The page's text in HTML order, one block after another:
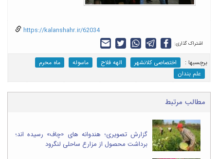
https://kalanshahr.ir/62034
اشتراک گذاری:
برچسب‎ها : اختصاصی کلانشهر الهه فلاح ماسوله
ماه محرم
علم بندان
مطالب مرتبط
گزارش تصویری؛ هندوانه های «چاف» رسیده اند؛
برداشت محصول از مزارع ساحلی لنگرود